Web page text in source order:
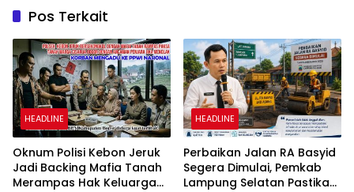
Pos Terkait
HEADLINE
Oknum Polisi Kebon Jeruk
Jadi Backing Mafia Tanah
Merampas Hak Keluarga
HEADLINE
Perbaikan Jalan RA Basyid
Segera Dimulai, Pemkab
Lampung Selatan Pastikan